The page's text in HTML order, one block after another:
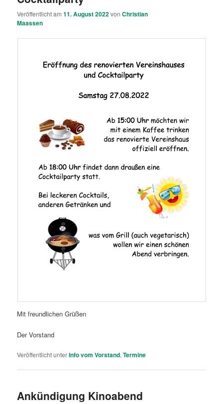
Veröffentlicht am11. August 2022vonChristian
Maassen
Mit freundlichen Grüßen
Der Vorstand
Veröffentlicht unterInfo vom Vorstand,Termine
Ankündigung Kinoabend